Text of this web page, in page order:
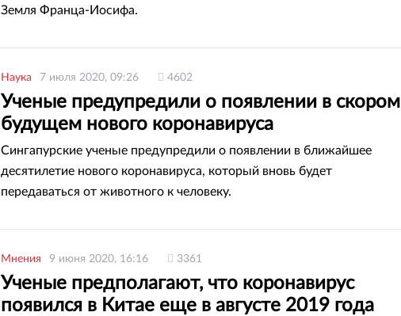
Земля Франца-Иосифа.
Наука 7 июля 2020, 09:26 4602
Ученые предупредили о появлении в скором
будущем нового коронавируса
Сингапурские ученые предупредили о появлении в ближайшее
десятилетие нового коронавируса, который вновь будет
передаваться от животного к человеку.
Мнения 9 июня 2020, 16:16 3361
Ученые предполагают, что коронавирус
появился в Китае еще в августе 2019 года